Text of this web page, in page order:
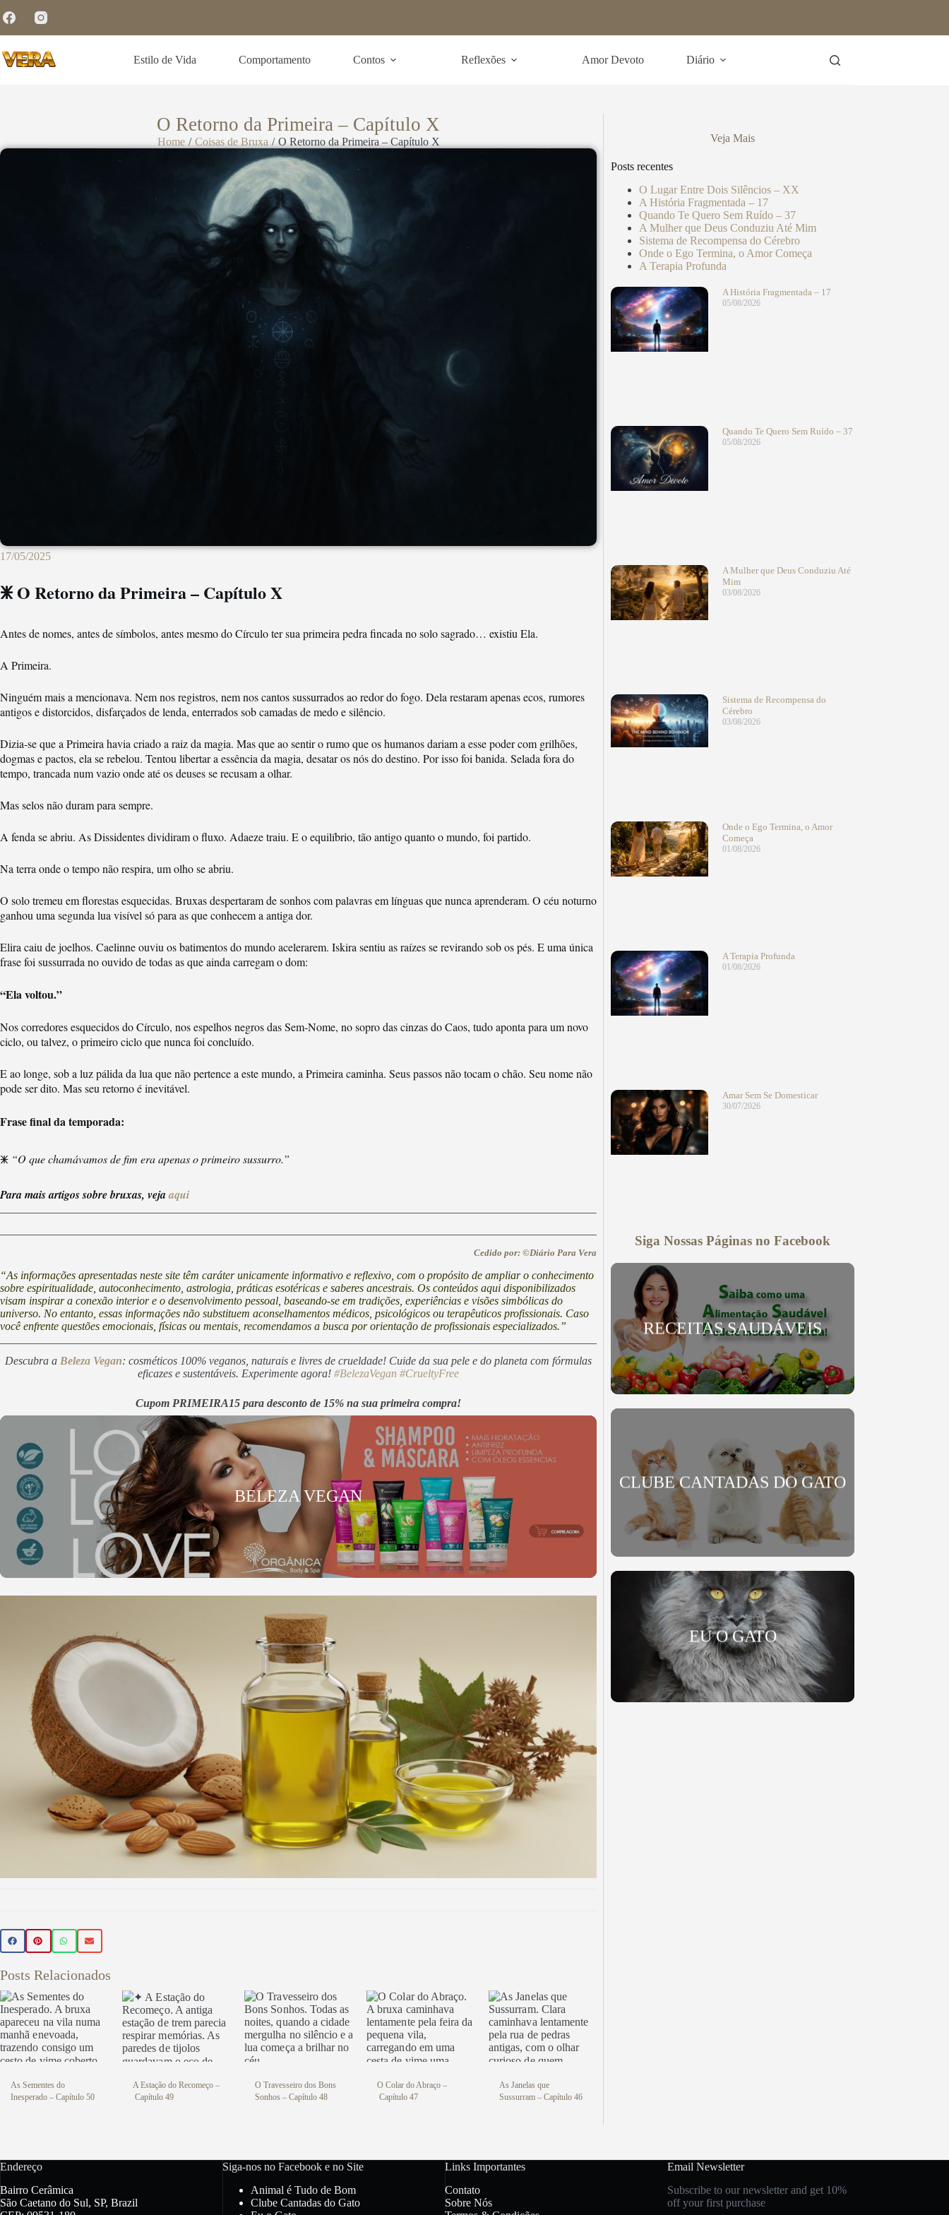
Estilo de Vida Comportamento Contos Reflexões Amor Devoto Diário
O Retorno da Primeira – Capítulo X
Home / Coisas de Bruxa / O Retorno da Primeira – Capítulo X
17/05/2025
🜹 O Retorno da Primeira – Capítulo X
Antes de nomes, antes de símbolos, antes mesmo do Círculo ter sua primeira pedra fincada no solo sagrado… existiu Ela.
A Primeira.
Ninguém mais a mencionava. Nem nos registros, nem nos cantos sussurrados ao redor do fogo. Dela restaram apenas ecos, rumores
antigos e distorcidos, disfarçados de lenda, enterrados sob camadas de medo e silêncio.
Dizia-se que a Primeira havia criado a raiz da magia. Mas que ao sentir o rumo que os humanos dariam a esse poder com grilhões,
dogmas e pactos, ela se rebelou. Tentou libertar a essência da magia, desatar os nós do destino. Por isso foi banida. Selada fora do
tempo, trancada num vazio onde até os deuses se recusam a olhar.
Mas selos não duram para sempre.
A fenda se abriu. As Dissidentes dividiram o fluxo. Adaeze traiu. E o equilíbrio, tão antigo quanto o mundo, foi partido.
Na terra onde o tempo não respira, um olho se abriu.
O solo tremeu em florestas esquecidas. Bruxas despertaram de sonhos com palavras em línguas que nunca aprenderam. O céu noturno
ganhou uma segunda lua visível só para as que conhecem a antiga dor.
Elira caiu de joelhos. Caelinne ouviu os batimentos do mundo acelerarem. Iskira sentiu as raízes se revirando sob os pés. E uma única
frase foi sussurrada no ouvido de todas as que ainda carregam o dom:
“Ela voltou.”
Nos corredores esquecidos do Círculo, nos espelhos negros das Sem-Nome, no sopro das cinzas do Caos, tudo aponta para um novo
ciclo, ou talvez, o primeiro ciclo que nunca foi concluído.
E ao longe, sob a luz pálida da lua que não pertence a este mundo, a Primeira caminha. Seus passos não tocam o chão. Seu nome não
pode ser dito. Mas seu retorno é inevitável.
Frase final da temporada:
🜹 “O que chamávamos de fim era apenas o primeiro sussurro.”
Para mais artigos sobre bruxas, vejaaqui
Cedido por: ©Diário Para Vera
“As informações apresentadas neste site têm caráter unicamente informativo e reflexivo, com o propósito de ampliar o conhecimento
sobre espiritualidade, autoconhecimento, astrologia, práticas esotéricas e saberes ancestrais. Os conteúdos aqui disponibilizados
visam inspirar a conexão interior e o desenvolvimento pessoal, baseando-se em tradições, experiências e visões simbólicas do
universo. No entanto, essas informações não substituem aconselhamentos médicos, psicológicos ou terapêuticos profissionais. Caso
você enfrente questões emocionais, físicas ou mentais, recomendamos a busca por orientação de profissionais especializados.”
Descubra a Beleza Vegan: cosméticos 100% veganos, naturais e livres de crueldade! Cuide da sua pele e do planeta com fórmulas
eficazes e sustentáveis. Experimente agora! #BelezaVegan #CrueltyFree
Cupom PRIMEIRA15 para desconto de 15% na sua primeira compra!
BELEZA VEGAN
sua primeira compra! Aproveite! ✨
Veja aqui
Posts Relacionados
As Sementes do
Inesperado – Capítulo 50
A Estação do Recomeço –
Capítulo 49
O Travesseiro dos Bons
Sonhos – Capítulo 48
O Colar do Abraço –
Capítulo 47
As Janelas que
Sussurram – Capítulo 46
Veja Mais
Posts recentes
O Lugar Entre Dois Silêncios – XX
A História Fragmentada – 17
Quando Te Quero Sem Ruído – 37
A Mulher que Deus Conduziu Até Mim
Sistema de Recompensa do Cérebro
Onde o Ego Termina, o Amor Começa
A Terapia Profunda
A História Fragmentada – 17
05/08/2026
Quando Te Quero Sem Ruído – 37
05/08/2026
A Mulher que Deus Conduziu Até
Mim
03/08/2026
Sistema de Recompensa do
Cérebro
03/08/2026
Onde o Ego Termina, o Amor
Começa
01/08/2026
A Terapia Profunda
01/08/2026
Amar Sem Se Domesticar
30/07/2026
Siga Nossas Páginas no Facebook
RECEITAS SAUDÁVEIS
CLUBE CANTADAS DO GATO
EU O GATO
Endereço
Bairro Cerâmica
São Caetano do Sul, SP, Brazil
Siga-nos no Facebook e no Site
Animal é Tudo de Bom
Clube Cantadas do Gato
Links Importantes
Contato
Sobre Nós
Email Newsletter
Subscribe to our newsletter and get 10%
off your first purchase